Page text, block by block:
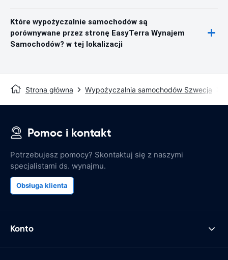
Które wypożyczalnie samochodów są
porównywane przez stronę EasyTerra Wynajem
Samochodów? w tej lokalizacji
Strona główna Wypożyczalnia samochodów Szwecja
Pomoc i kontakt
Potrzebujesz pomocy? Skontaktuj się z naszymi
specjalistami ds. wynajmu.
Obsługa klienta
Konto